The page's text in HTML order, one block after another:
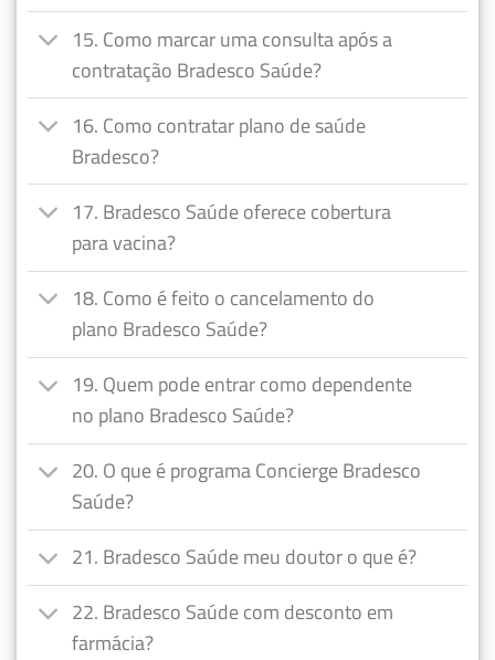
15. Como marcar uma consulta após a
contratação Bradesco Saúde?
16. Como contratar plano de saúde
Bradesco?
17. Bradesco Saúde oferece cobertura
para vacina?
18. Como é feito o cancelamento do
plano Bradesco Saúde?
19. Quem pode entrar como dependente
no plano Bradesco Saúde?
20. O que é programa Concierge Bradesco
Saúde?
21. Bradesco Saúde meu doutor o que é?
22. Bradesco Saúde com desconto em
farmácia?